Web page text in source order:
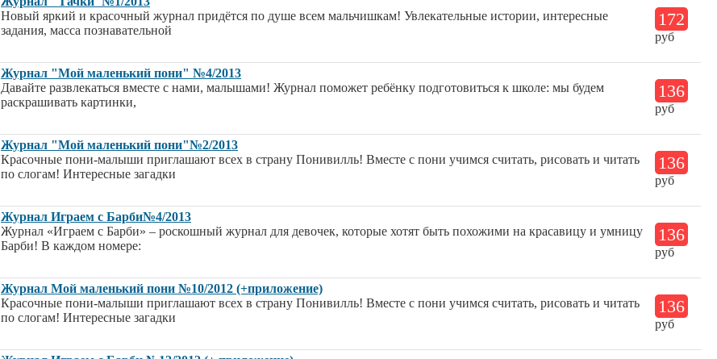
Новый яркий и красочный журнал придётся по душе всем мальчишкам! Увлекательные истории, интересные
задания, масса познавательной
172
руб
Журнал "Мой маленький пони" №4/2013
Давайте развлекаться вместе с нами, малышами! Журнал поможет ребёнку подготовиться к школе: мы будем
раскрашивать картинки,
136
руб
Журнал "Мой маленький пони"№2/2013
Красочные пони-малыши приглашают всех в страну Понивилль! Вместе с пони учимся считать, рисовать и читать
по слогам! Интересные загадки
136
руб
Журнал Играем с Барби№4/2013
Журнал «Играем с Барби» – роскошный журнал для девочек, которые хотят быть похожими на красавицу и умницу
Барби! В каждом номере:
136
руб
Журнал Мой маленький пони №10/2012 (+приложение)
Красочные пони-малыши приглашают всех в страну Понивилль! Вместе с пони учимся считать, рисовать и читать
по слогам! Интересные загадки
136
руб